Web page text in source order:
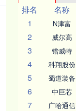
排名
名称
1
N津富
2 威尔高
3 锴威特
4 科翔股份
5 蜀道装备
6 中巨芯
7 广哈通信